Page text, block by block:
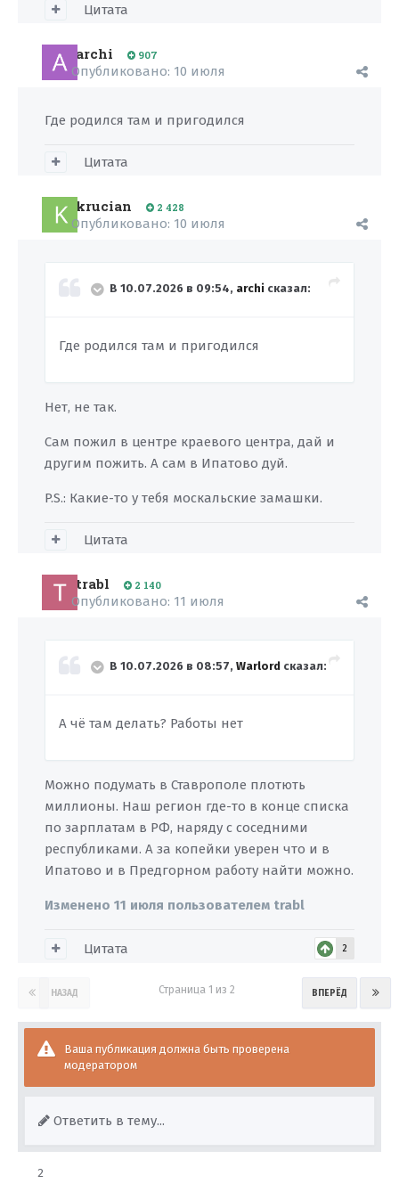
Цитата
archi 907
Опубликовано: 10 июля
Где родился там и пригодился
Цитата
krucian 2 428
Опубликовано: 10 июля
В 10.07.2026 в 09:54, archi сказал:
Где родился там и пригодился
Нет, не так.
Сам пожил в центре краевого центра, дай и
другим пожить. А сам в Ипатово дуй.
P.S.: Какие-то у тебя москальские замашки.
Цитата
trabl 2 140
Опубликовано: 11 июля
В 10.07.2026 в 08:57, Warlord сказал:
А чё там делать? Работы нет
Можно подумать в Ставрополе плотють
миллионы. Наш регион где-то в конце списка
по зарплатам в РФ, наряду с соседними
республиками. А за копейки уверен что и в
Ипатово и в Предгорном работу найти можно.
Изменено 11 июля пользователем trabl
2
Цитата
НАЗАД ВПЕРЁД
Страница 1 из 2
Ваша публикация должна быть проверена
модератором
Ответить в тему...
2